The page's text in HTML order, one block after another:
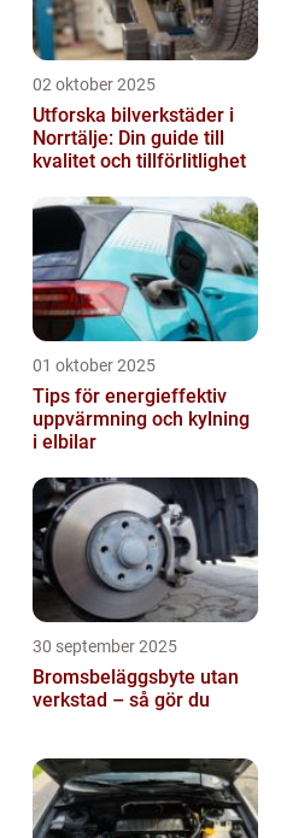
02 oktober 2025
Utforska bilverkstäder i
Norrtälje: Din guide till
kvalitet och tillförlitlighet
01 oktober 2025
Tips för energieffektiv
uppvärmning och kylning
i elbilar
30 september 2025
Bromsbeläggsbyte utan
verkstad – så gör du